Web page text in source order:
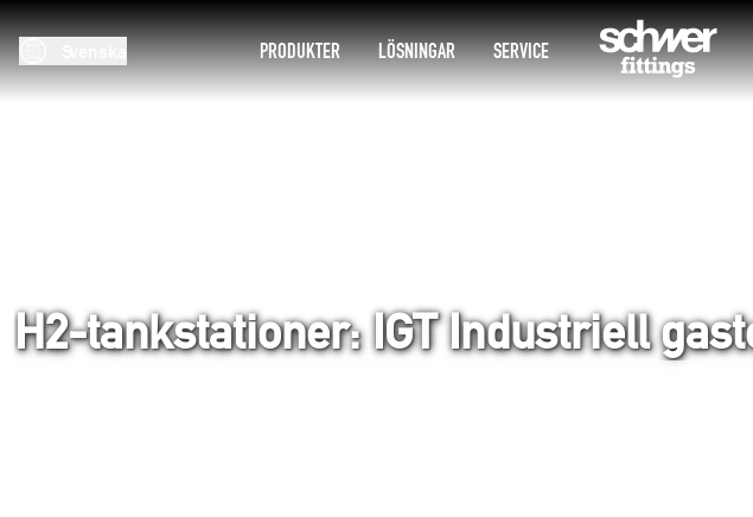
PRODUKTER LÖSNINGAR SERVICE
H2-tankstationer: IGT Industriell